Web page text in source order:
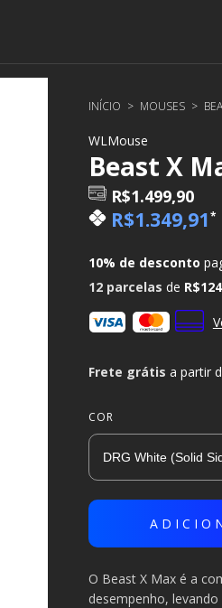
INÍCIO > MOUSES >
WLMouse
Beast X
R$1.499,90
R$1.349,91*
10% de desconto
12 parcelasde
Frete grátis a partir
COR
O Beast X Max é a
desempenho,